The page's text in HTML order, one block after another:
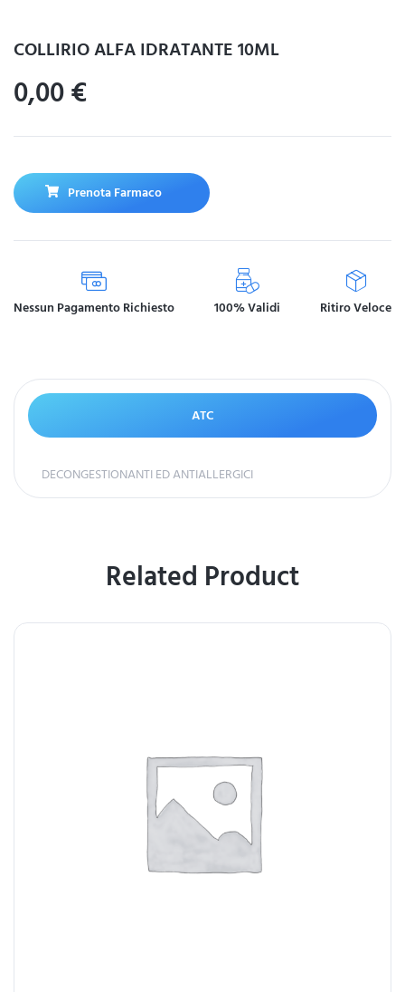
COLLIRIO ALFA IDRATANTE 10ML
0,00€
Prenota Farmaco
Nessun Pagamento Richiesto 100% Validi Ritiro Veloce
ATC
DECONGESTIONANTI ED ANTIALLERGICI
Related Product